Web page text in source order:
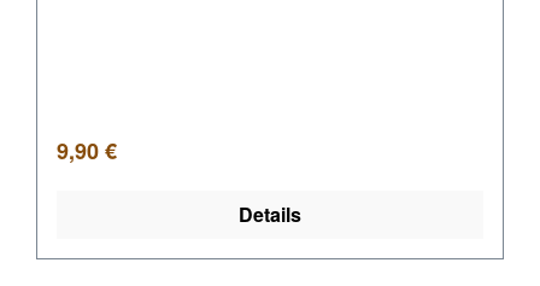
Regulärer Preis:
9,90 €
Details